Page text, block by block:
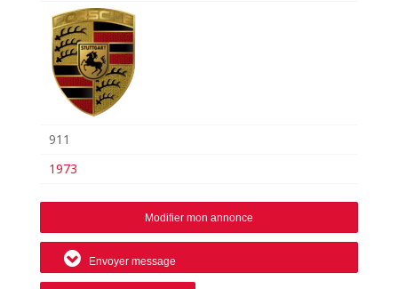
911
1973
Modifier mon annonce
Envoyer message